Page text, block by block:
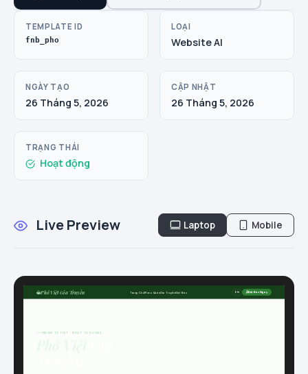
TEMPLATE ID
fnb_pho
LOẠI
Website AI
NGÀY TẠO
26 Tháng 5, 2026
CẬP NHẬT
26 Tháng 5, 2026
TRẠNG THÁI
Hoạt động
Live Preview Laptop Mobile